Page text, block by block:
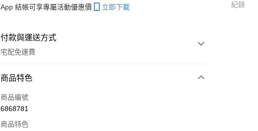
App 結帳可享專屬活動優惠價 立即下載
付款與運送方式
宅配免運費
付款方式
信用卡一次付款
商品特色
商品編號
6868781
商品特色
紀錄